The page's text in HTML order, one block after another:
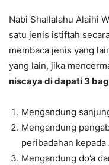
Nabi Shallalahu Alaihi
satu jenis istiftah
membaca jenis yang
yang lain, jika
niscaya di dapati 3
Mengandung
Mengandung
peribadahan kepada
Mengandung do’a